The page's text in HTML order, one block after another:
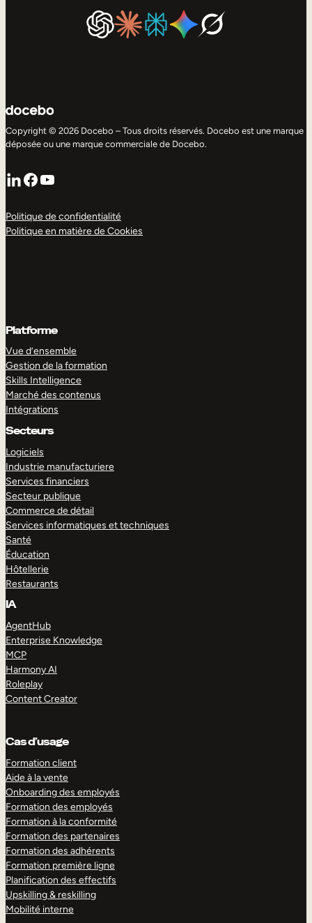
Copyright © 2026 Docebo – Tous droits réservés. Docebo est une marque
déposée ou une marque commerciale de Docebo.
LinkedIn
Facebook
YouTube
Politique de confidentialité
Politique en matière de Cookies
Platforme
Vue d’ensemble
Gestion de la formation
Skills Intelligence
Marché des contenus
Intégrations
Secteurs
Logiciels
Industrie manufacturiere
Services financiers
Secteur publique
Commerce de détail
Services informatiques et techniques
Santé
Éducation
Hôtellerie
Restaurants
IA
AgentHub
Enterprise Knowledge
MCP
Harmony AI
Roleplay
Content Creator
Cas d’usage
Formation client
Aide à la vente
Onboarding des employés
Formation des employés
Formation à la conformité
Formation des partenaires
Formation des adhérents
Formation première ligne
Planification des effectifs
Upskilling & reskilling
Mobilité interne